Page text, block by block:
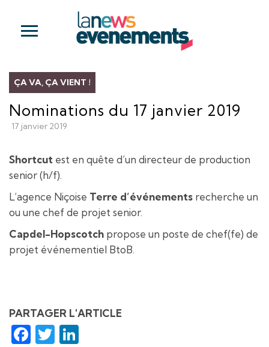
ÇA VA, ÇA VIENT !
Nominations du 17 janvier 2019
17 janvier 2019
Shortcut est en quête d’un directeur de production
senior (h/f).
L’agence Niçoise Terre d’événements recherche un
ou une chef de projet senior.
Capdel-Hopscotch propose un poste de chef(fe) de
projet événementiel BtoB.
PARTAGER L'ARTICLE
Facebook
Twitter